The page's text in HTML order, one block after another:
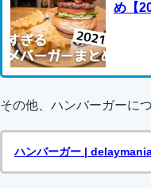
め【
その他、ハンバーガーに
ハンバーガー |